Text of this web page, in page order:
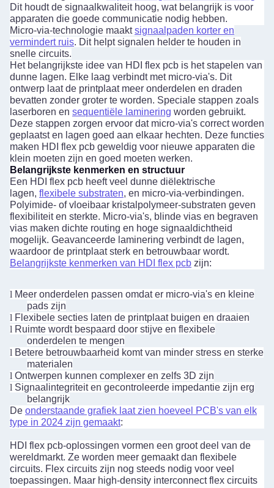
Dit houdt de signaalkwaliteit hoog, wat belangrijk is voor
apparaten die goede communicatie nodig hebben.
Micro-via-technologie maaktsignaalpaden korter en
vermindert ruis. Dit helpt signalen helder te houden in
snelle circuits.
Het belangrijkste idee van HDI flex pcb is het stapelen van
dunne lagen. Elke laag verbindt met micro-via's. Dit
ontwerp laat de printplaat meer onderdelen en draden
bevatten zonder groter te worden. Speciale stappen zoals
laserboren en sequentiële laminering worden gebruikt.
Deze stappen zorgen ervoor dat micro-via's correct worden
geplaatst en lagen goed aan elkaar hechten. Deze functies
maken HDI flex pcb geweldig voor nieuwe apparaten die
klein moeten zijn en goed moeten werken.
Belangrijkste kenmerken en structuur
Een HDI flex pcb heeft veel dunne diëlektrische
lagen, flexibele substraten, en micro-via-verbindingen.
Polyimide- of vloeibaar kristalpolymeer-substraten geven
flexibiliteit en sterkte. Micro-via's, blinde vias en begraven
vias maken dichte routing en hoge signaaldichtheid
mogelijk. Geavanceerde laminering verbindt de lagen,
waardoor de printplaat sterk en betrouwbaar wordt.
Belangrijkste kenmerken van HDI flex pcb zijn:
l Meer onderdelen passen omdat er micro-via's en kleine
pads zijn
l Flexibele secties laten de printplaat buigen en draaien
l Ruimte wordt bespaard door stijve en flexibele
onderdelen te mengen
l Betere betrouwbaarheid komt van minder stress en sterke
materialen
l Ontwerpen kunnen complexer en zelfs 3D zijn
l Signaalintegriteit en gecontroleerde impedantie zijn erg
belangrijk
De onderstaande grafiek laat zien hoeveel PCB's van elk
type in 2024 zijn gemaakt:
HDI flex pcb-oplossingen vormen een groot deel van de
wereldmarkt. Ze worden meer gemaakt dan flexibele
circuits. Flex circuits zijn nog steeds nodig voor veel
toepassingen. Maar high-density interconnect flex circuits